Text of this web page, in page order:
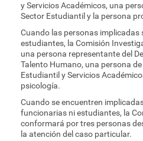
y Servicios Académicos, una
Sector Estudiantil y la persona
Cuando las personas implicadas
estudiantes, la Comisión
una persona representante del
Talento Humano, una persona
Estudiantil y Servicios
psicología.
Cuando se encuentren
funcionarias ni estudiantes, la
conformará por tres personas
la atención del caso particular.